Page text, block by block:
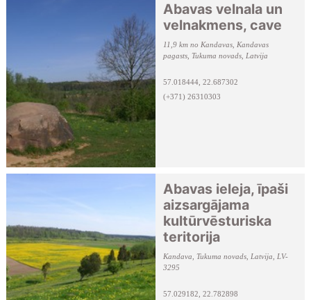
Abavas velnala un
velnakmens, cave
11,9 km no Kandavas, Kandavas
pagasts, Tukuma novads, Latvija
57.018444, 22.687302
(+371) 26310303
Abavas ieleja, īpaši
aizsargājama
kultūrvēsturiska
teritorija
Kandava, Tukuma novads, Latvija, LV-
3295
57.029182, 22.782898